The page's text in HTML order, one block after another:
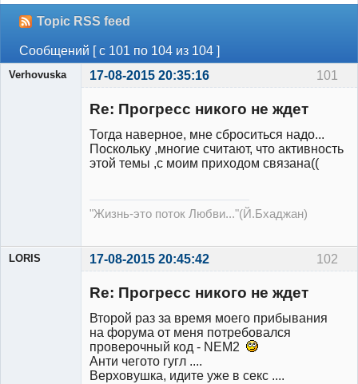
Topic RSS feed
Сообщений [ с 101 по 104 из 104 ]
101
Verhovuska 17-08-2015 20:35:16
Re: Прогресс никого не ждет
Тогда наверное, мне сброситься надо...
Поскольку ,многие считают, что активность
этой темы ,с моим приходом связана((
"Жизнь-это поток Любви..."(Й.Бхаджан)
102
LORIS 17-08-2015 20:45:42
Re: Прогресс никого не ждет
Второй раз за время моего прибывания
на форума от меня потребовался
проверочный код - NEM2
Анти чегото гугл ....
Верховушка, идите уже в секс ....